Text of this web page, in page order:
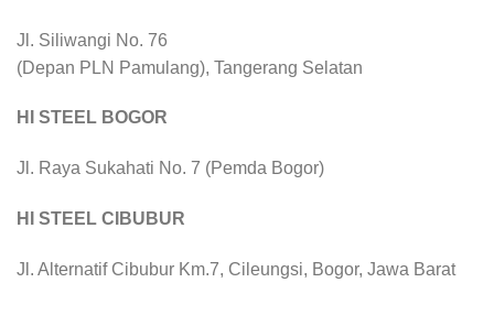
Jl. Siliwangi No. 76
(Depan PLN Pamulang), Tangerang Selatan
HI STEEL BOGOR
Jl. Raya Sukahati No. 7 (Pemda Bogor)
HI STEEL CIBUBUR
Jl. Alternatif Cibubur Km.7, Cileungsi, Bogor, Jawa Barat